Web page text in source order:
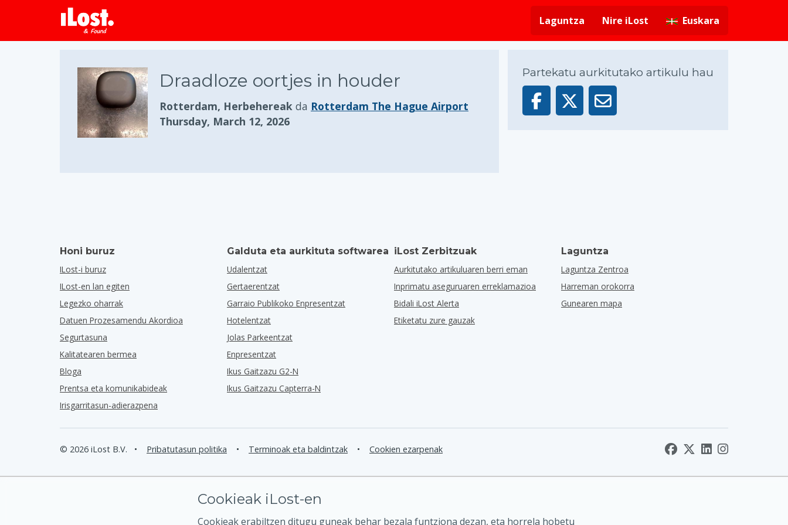
Laguntza Nire iLost Euskara
Draadloze oortjes in houder
Rotterdam, Herbehereak da Rotterdam The Hague Airport
Thursday, March 12, 2026
Partekatu aurkitutako artikulu hau
Honi buruz
ILost-i buruz
ILost-en lan egiten
Legezko oharrak
Datuen Prozesamendu Akordioa
Segurtasuna
Kalitatearen bermea
Bloga
Prentsa eta komunikabideak
Irisgarritasun-adierazpena
Galduta eta aurkituta softwarea
Udalentzat
Gertaerentzat
Garraio Publikoko Enpresentzat
Hotelentzat
Jolas Parkeentzat
Enpresentzat
Ikus Gaitzazu G2-N
Ikus Gaitzazu Capterra-N
iLost Zerbitzuak
Aurkitutako artikuluaren berri eman
Inprimatu aseguruaren erreklamazioa
Bidali iLost Alerta
Etiketatu zure gauzak
Laguntza
Laguntza Zentroa
Harreman orokorra
Gunearen mapa
© 2026 iLost B.V. • Pribatutasun politika • Terminoak eta baldintzak • Cookien ezarpenak
Cookieak iLost-en
Cookieak erabiltzen ditugu guneak behar bezala funtziona dezan, eta horrela hobetu